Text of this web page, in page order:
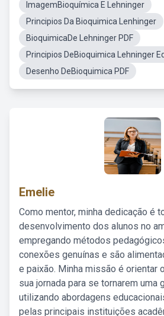
ImagemBioquímica E Lehninger
Principios Da Bioquimica Lenhinger
BioquimicaDe Lehninger PDF
Principios DeBioquimica Lehninger
Desenho DeBioquimica PDF
Emelie
Como mentor, minha dedicação é
desenvolvimento dos alunos no
empregando métodos
conexões genuínas e são
e paixão. Minha missão é orientar
sua jornada para se tornarem uma
utilizando abordagens
pelas principais instituições